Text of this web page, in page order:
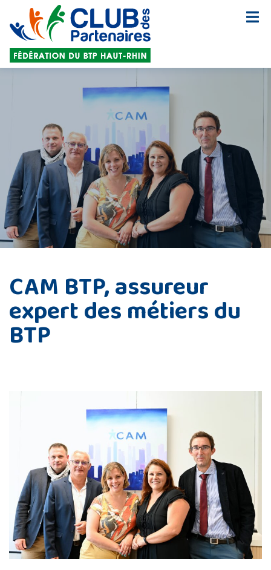
CAM BTP, assureur
expert des métiers du
BTP